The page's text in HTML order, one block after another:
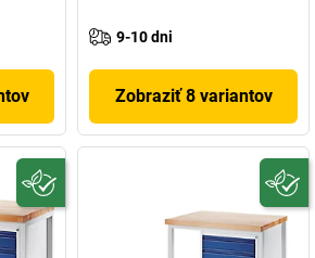
9-10 dni
Zobraziť 8 variantov